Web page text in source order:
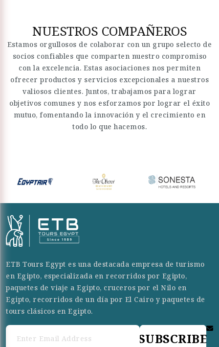
NUESTROS COMPAÑEROS
Estamos orgullosos de colaborar con un grupo selecto de
socios confiables que comparten nuestro compromiso
con la excelencia. Estas asociaciones nos permiten
ofrecer productos y servicios excepcionales a nuestros
valiosos clientes. Juntos, trabajamos para lograr
objetivos comunes y nos esforzamos por lograr el éxito
mutuo, fomentando la innovación y el crecimiento en
todo lo que hacemos.
ETB Tours Egypt es una destacada empresa de turismo
en Egipto, especializada en recorridos por Egipto,
paquetes de viaje a Egipto, cruceros por el Nilo en
Egipto, recorridos de un día por El Cairo y paquetes de
tours clásicos en Egipto.
SUBSCRIBE